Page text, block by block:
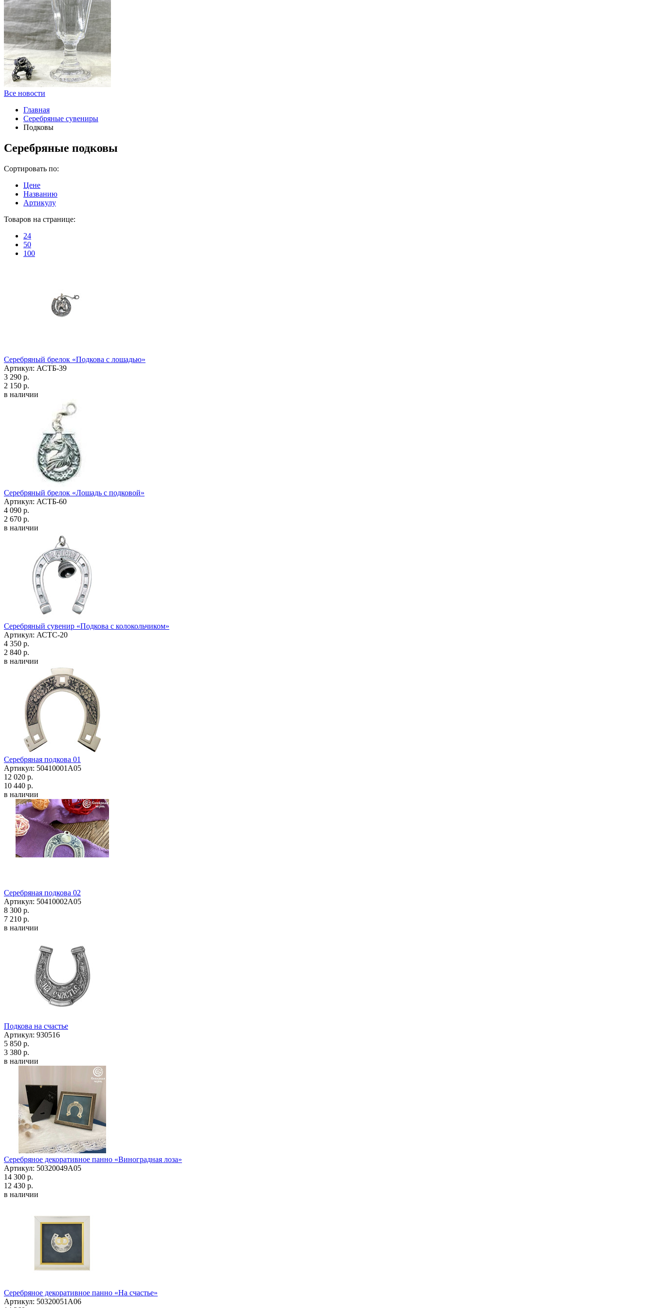
Все новости
Главная
Серебряные сувениры
Подковы
Серебряные подковы
Сортировать по:
Цене
Названию
Артикулу
Товаров на странице:
24
50
100
Серебряный брелок «Подкова с лошадью»
Артикул: АСТБ-39
3 290 р.
2 150 р.
в наличии
Серебряный брелок «Лошадь с подковой»
Артикул: АСТБ-60
4 090 р.
2 670 р.
в наличии
Серебряный сувенир «Подкова с колокольчиком»
Артикул: АСТС-20
4 350 р.
2 840 р.
в наличии
Серебряная подкова 01
Артикул: 50410001А05
12 020 р.
10 440 р.
в наличии
Серебряная подкова 02
Артикул: 50410002А05
8 300 р.
7 210 р.
в наличии
Подкова на счастье
Артикул: 930516
5 850 р.
3 380 р.
в наличии
Серебряное декоративное панно «Виноградная лоза»
Артикул: 50320049А05
14 300 р.
12 430 р.
в наличии
Серебряное декоративное панно «На счастье»
Артикул: 50320051А06